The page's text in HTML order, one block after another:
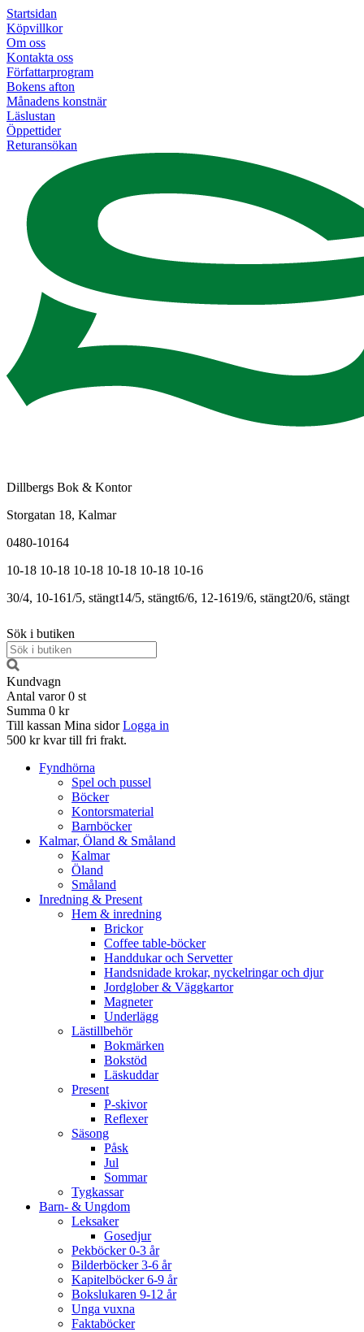
Startsidan
Köpvillkor
Om oss
Kontakta oss
Författarprogram
Bokens afton
Månadens konstnär
Läslustan
Öppettider
Returansökan
Dillbergs Bok & Kontor
Storgatan 18, Kalmar
0480-10164
10-18 10-18 10-18 10-18 10-18 10-16
30/4, 10-161/5, stängt14/5, stängt6/6, 12-1619/6, stängt20/6, stängt
Sök i butiken
Kundvagn
Antal varor 0 st
Summa 0 kr
Till kassan Mina sidor Logga in
500 kr kvar till fri frakt.
Fyndhörna
Spel och pussel
Böcker
Kontorsmaterial
Barnböcker
Kalmar, Öland & Småland
Kalmar
Öland
Småland
Inredning & Present
Hem & inredning
Brickor
Coffee table-böcker
Handdukar och Servetter
Handsnidade krokar, nyckelringar och djur
Jordglober & Väggkartor
Magneter
Underlägg
Lästillbehör
Bokmärken
Bokstöd
Läskuddar
Present
P-skivor
Reflexer
Säsong
Påsk
Jul
Sommar
Tygkassar
Barn- & Ungdom
Leksaker
Gosedjur
Pekböcker 0-3 år
Bilderböcker 3-6 år
Kapitelböcker 6-9 år
Bokslukaren 9-12 år
Unga vuxna
Faktaböcker